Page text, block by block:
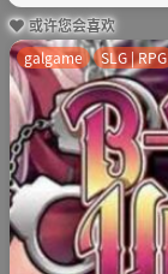
或许您会喜欢
galgame SLG | RPG